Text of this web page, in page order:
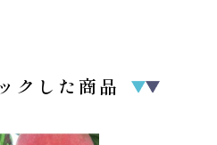
クした商品